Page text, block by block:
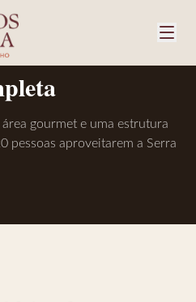
gourmet e uma estrutura
pessoas aproveitarem a Serra